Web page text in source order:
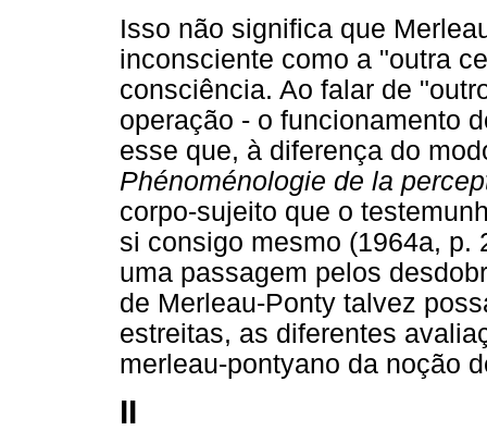
Isso não significa que
inconsciente como a "outra
consciência. Ao falar de
operação - o funcionamento
esse que, à diferença do
Phénoménologie de la
corpo-sujeito que o
si consigo mesmo (1964a, p.
uma passagem pelos
de Merleau-Ponty talvez
estreitas, as diferentes
merleau-pontyano da noção
II